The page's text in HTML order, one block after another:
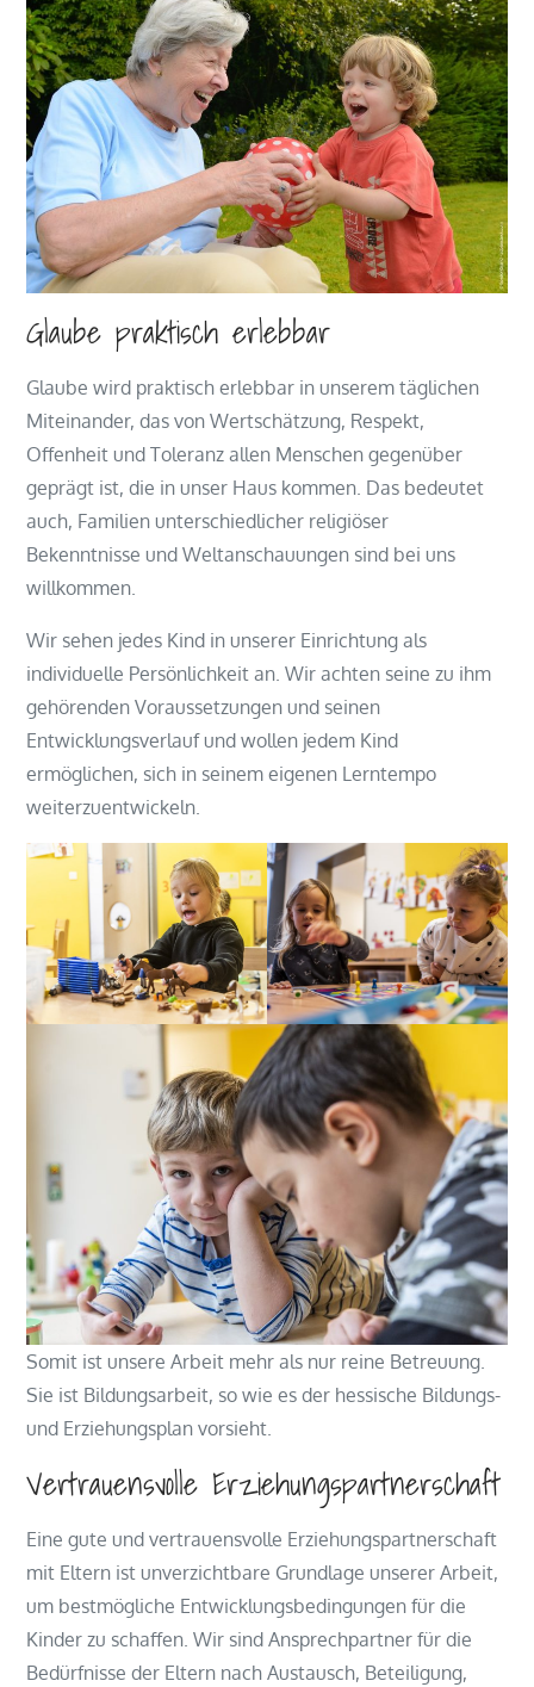
Glaube praktisch erlebbar
Glaube wird praktisch erlebbar in unserem täglichen
Miteinander, das von Wertschätzung, Respekt,
Offenheit und Toleranz allen Menschen gegenüber
geprägt ist, die in unser Haus kommen. Das bedeutet
auch, Familien unterschiedlicher religiöser
Bekenntnisse und Weltanschauungen sind bei uns
willkommen.
Wir sehen jedes Kind in unserer Einrichtung als
individuelle Persönlichkeit an. Wir achten seine zu ihm
gehörenden Voraussetzungen und seinen
Entwicklungsverlauf und wollen jedem Kind
ermöglichen, sich in seinem eigenen Lerntempo
weiterzuentwickeln.
Somit ist unsere Arbeit mehr als nur reine Betreuung.
Sie ist Bildungsarbeit, so wie es der hessische Bildungs-
und Erziehungsplan vorsieht.
Vertrauensvolle Erziehungspartnerschaft
Eine gute und vertrauensvolle Erziehungspartnerschaft
mit Eltern ist unverzichtbare Grundlage unserer Arbeit,
um bestmögliche Entwicklungsbedingungen für die
Kinder zu schaffen. Wir sind Ansprechpartner für die
Bedürfnisse der Eltern nach Austausch, Beteiligung,